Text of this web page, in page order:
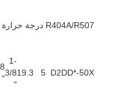
R404A/R507 درجة حرارة منخفضة/متوسطة/عالية
D2DD*-50X
5
19.3
1-
3/8
"
"